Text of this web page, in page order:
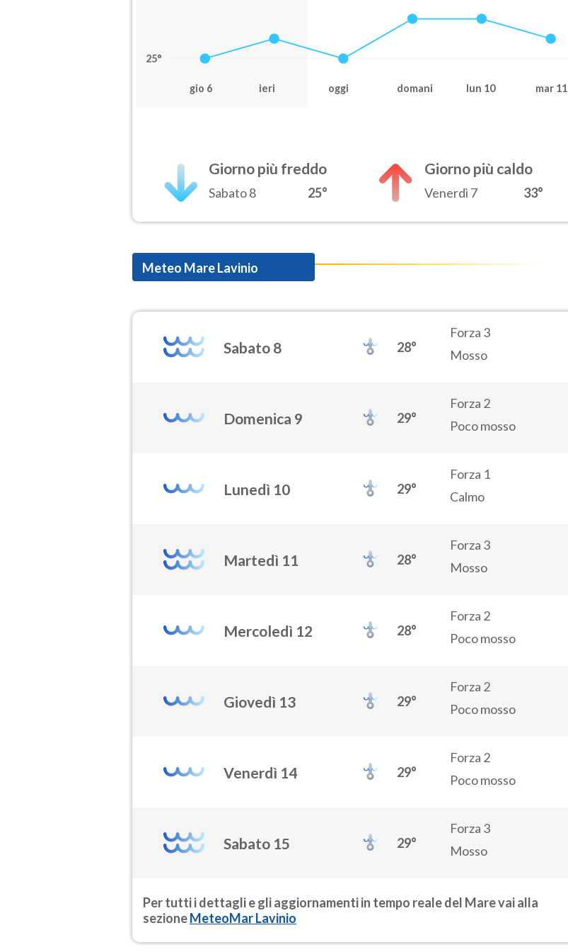
25°
gio 6 ieri oggi domani lun 10 mar 11
Giorno più freddo
Sabato 8 25°
Giorno più caldo
Venerdì 7 33°
Meteo Mare Lavinio
Sabato 8 28°
Forza 3
Mosso
Domenica 9 29°
Forza 2
Poco mosso
Lunedì 10 29°
Forza 1
Calmo
Martedì 11 28°
Forza 3
Mosso
Mercoledì 12 28°
Forza 2
Poco mosso
Giovedì 13 29°
Forza 2
Poco mosso
Venerdì 14 29°
Forza 2
Poco mosso
Sabato 15 29°
Forza 3
Mosso
Per tutti i dettagli e gli aggiornamenti in tempo reale del Mare vai alla
sezioneMeteoMar Lavinio